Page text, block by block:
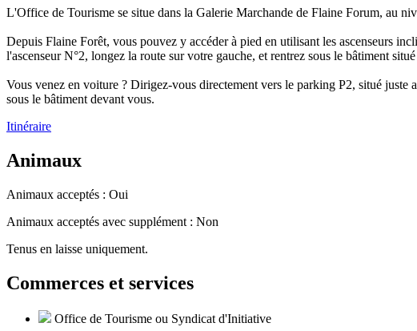
L'Office de Tourisme se situe dans la Galerie Marchande de Flaine Forum, au
Depuis Flaine Forêt, vous pouvez y accéder à pied en utilisant les ascenseurs
l'ascenseur N°2, longez la route sur votre gauche, et rentrez sous le bâtiment
Vous venez en voiture ? Dirigez-vous directement vers le parking P2, situé
sous le bâtiment devant vous.
Itinéraire
Animaux
Animaux acceptés : Oui
Animaux acceptés avec supplément : Non
Tenus en laisse uniquement.
Commerces et services
Office de Tourisme ou Syndicat d'Initiative